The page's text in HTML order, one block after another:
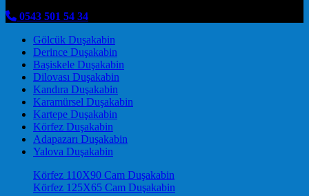
0543 501 54 34
Gölcük Duşakabin
Derince Duşakabin
Başiskele Duşakabin
Dilovası Duşakabin
Kandıra Duşakabin
Karamürsel Duşakabin
Kartepe Duşakabin
Körfez Duşakabin
Adapazarı Duşakabin
Yalova Duşakabin
Körfez 110X90 Cam Duşakabin
Körfez 125X65 Cam Duşakabin